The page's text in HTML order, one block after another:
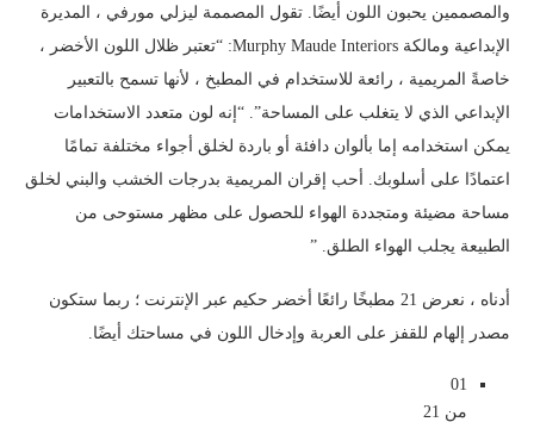
لحظة MCM
بلاط رائع
جلوس حكيم
والمصممين يحبون اللون أيضًا. تقول المصممة ليزلي مورفي ، المديرة
الإبداعية ومالكة Murphy Maude Interiors: “تعتبر ظلال اللون الأخضر ،
خاصةً المريمية ، رائعة للاستخدام في المطبخ ، لأنها تسمح بالتعبير
الإبداعي الذي لا يتغلب على المساحة”. “إنه لون متعدد الاستخدامات
يمكن استخدامه إما بألوان دافئة أو باردة لخلق أجواء مختلفة تمامًا
اعتمادًا على أسلوبك. أحب إقران المريمية بدرجات الخشب والبني لخلق
مساحة مضيئة ومتجددة الهواء للحصول على مظهر مستوحى من
الطبيعة يجلب الهواء الطلق. ”
أدناه ، نعرض 21 مطبخًا رائعًا أخضر حكيم عبر الإنترنت ؛ ربما ستكون
مصدر إلهام للقفز على العربة وإدخال اللون في مساحتك أيضًا.
01
من 21